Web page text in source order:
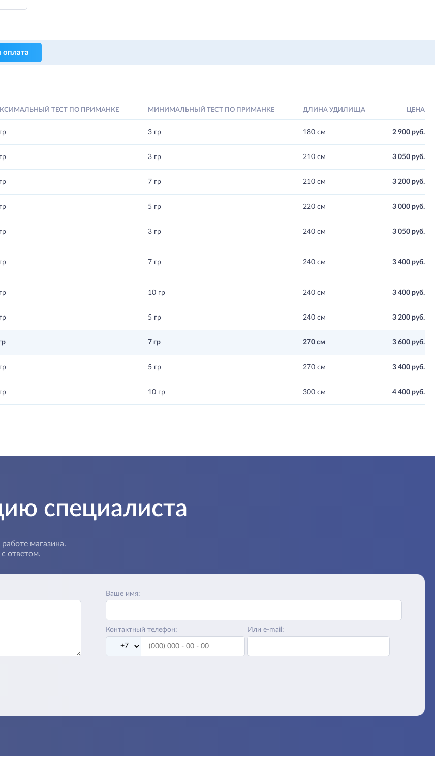
оплата
ТЕСТ ПО ПРИМАНКЕ МИНИМАЛЬНЫЙ ТЕСТ ПО ПРИМАНКЕ ДЛИНА УДИЛИЩА ЦЕНА
3 гр 180 см 2 900 руб.
3 гр 210 см 3 050 руб.
7 гр 210 см 3 200 руб.
5 гр 220 см 3 000 руб.
3 гр 240 см 3 050 руб.
7 гр 240 см 3 400 руб.
10 гр 240 см 3 400 руб.
5 гр 240 см 3 200 руб.
7 гр 270 см 3 600 руб.
5 гр 270 см 3 400 руб.
10 гр 300 см 4 400 руб.
специалиста
магазина.
ответом.
Ваше имя:
Контактный телефон: Или e-mail: